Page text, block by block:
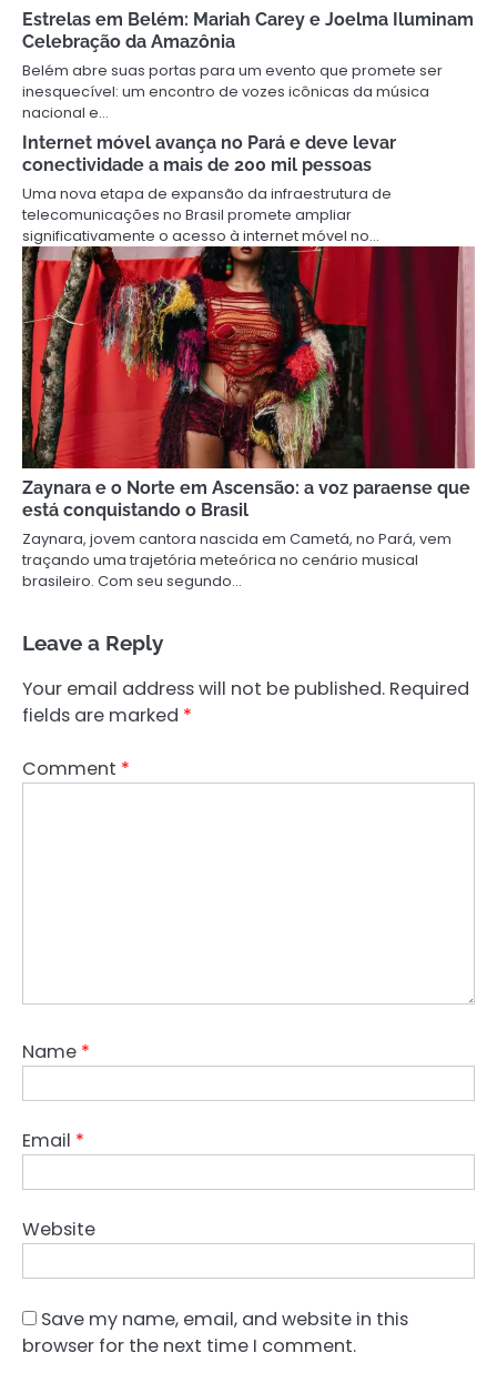
Estrelas em Belém: Mariah Carey e Joelma Iluminam
Celebração da Amazônia
Belém abre suas portas para um evento que promete ser
inesquecível: um encontro de vozes icônicas da música
nacional e…
Internet móvel avança no Pará e deve levar
conectividade a mais de 200 mil pessoas
Uma nova etapa de expansão da infraestrutura de
telecomunicações no Brasil promete ampliar
significativamente o acesso à internet móvel no…
Zaynara e o Norte em Ascensão: a voz paraense que
está conquistando o Brasil
Zaynara, jovem cantora nascida em Cametá, no Pará, vem
traçando uma trajetória meteórica no cenário musical
brasileiro. Com seu segundo…
Leave a Reply
Your email address will not be published. Required
fields are marked *
Comment *
Name *
Email *
Website
Save my name, email, and website in this
browser for the next time I comment.